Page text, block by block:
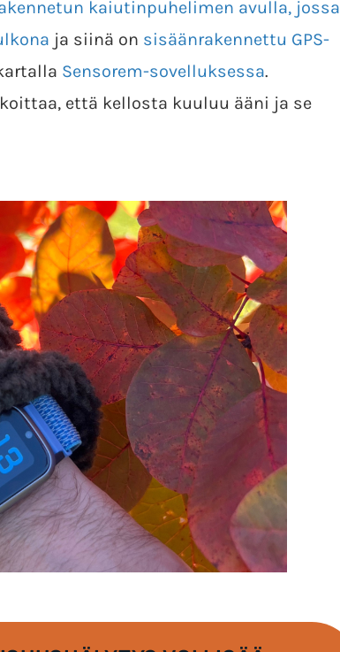
kaiutinpuhelimen avulla, jossa
ja siinä on sisäänrakennettu GPS-
Sensorem-sovelluksessa.
että kellosta kuuluu ääni ja se